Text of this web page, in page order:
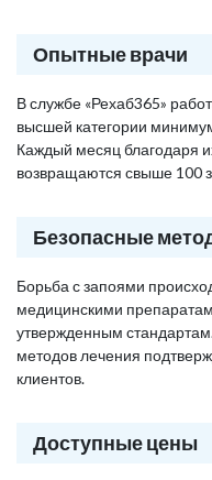
Опытные врачи
В службе «Рехаб365»
высшей категории
Каждый месяц благодаря
возвращаются свыше 100
Безопасные
Борьба с запоями
медицинскими
утвержденным
методов лечения
клиентов.
Доступные цены